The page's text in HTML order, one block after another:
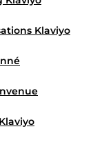
Klaviyo